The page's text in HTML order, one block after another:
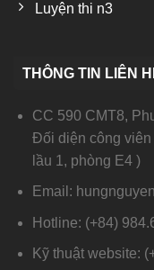
Luyện thi n3
THÔNG TIN LIÊN
CC 590 CMT8,
Đối diện công viên
lầu 1, phòng E4 )
Email:
Hotline: (+84)
Kỹ thuật website: